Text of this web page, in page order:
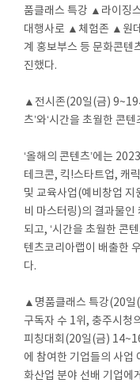
품클래스 특강 ▲라이징
대행사로 ▲체험존 ▲원
계 홍보부스 등 문화콘텐
진했다.
▲전시존(20일(금) 9~19
츠’와‘시간을 초월한 콘
‘올해의 콘텐츠’에는
테크콘, 킥!스타트업, 캐
및 교육사업(예비창업 지
비 마스터링)의 결과물인
되고, ‘시간을 초월한 콘
텐츠코리아랩이 배출한
다.
▲명품클래스 특강(20일
구독자 수 1위, 충주시청
피칭대회(20일(금)
에 참여한 기업들의 사업
화산업 분야 선배 기업에